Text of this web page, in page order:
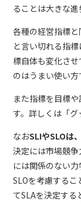
ることは大きな進
各種の経営指標と
と言い切れる指
標自体も変化さ
のはうまい使い方
また指標を目標
す。詳しくは「グ
なおSLIやSLOは
決定には市場競
には関係のない
SLOを考慮する
てSLAを決定する